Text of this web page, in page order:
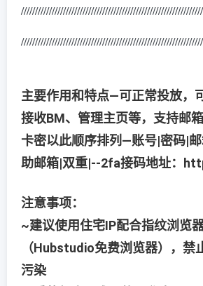
主要作用和特点—可正常投放，
接收BM、管理主页等，支持邮箱
卡密以此顺序排列—账号|密码|
助邮箱|双重|--2fa接码地址：
注意事项：
~建议使用住宅IP配合指纹浏览
（Hubstudio免费浏览器），禁
污染